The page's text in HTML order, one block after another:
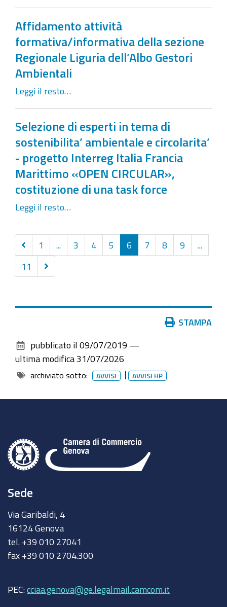
Affidamento attività
formativa/informativa della sezione
Regionale Liguria dell’Albo Gestori
Ambientali
Leggi il resto…
Selezione di esperti in tema di
sostenibilita’ ambientale e circolarita’
- progetto Interreg Italia Francia
Marittimo «OPEN CIRCULAR»,
costituzione di una task force
Leggi il resto…
Precedenti
20
elementi
1 3 4 5 6 7 8 9
11
Successivi
20
documento
STAMPA
pubblicato il 09/07/2019 —
ultima modifica 31/07/2026
archiviato sotto: AVVISI AVVISI HP
Sede
Via Garibaldi, 4
16124 Genova
tel. +39 010 27041
fax +39 010 2704.300
PEC: cciaa.genova@ge.legalmail.camcom.it